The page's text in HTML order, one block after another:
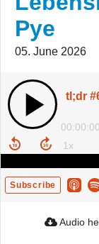
Pye
05. June 2026
00:00:00
Subscribe
Audio